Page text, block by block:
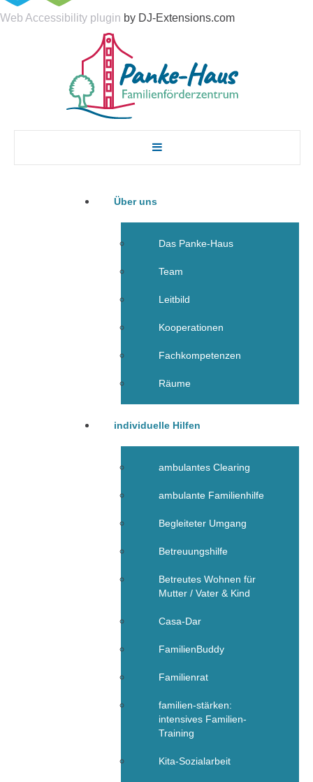
Web Accessibility plugin by DJ-Extensions.com
Über uns
Das Panke-Haus
Team
Leitbild
Kooperationen
Fachkompetenzen
Räume
individuelle Hilfen
ambulantes Clearing
ambulante Familienhilfe
Begleiteter Umgang
Betreuungshilfe
Betreutes Wohnen für
Mutter / Vater & Kind
Casa-Dar
FamilienBuddy
Familienrat
familien-stärken:
intensives Familien-
Training
Kita-Sozialarbeit